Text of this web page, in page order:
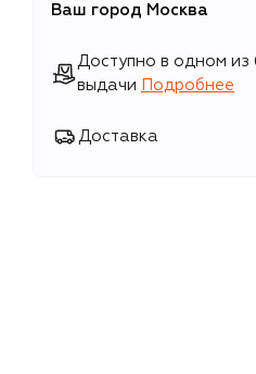
Ваш город Москва
Доступно в одном из
выдачи
Подробнее
Доставка